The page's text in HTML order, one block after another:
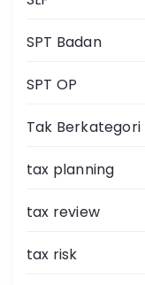
SPT Badan
SPT OP
Tak Berkategori
tax planning
tax review
tax risk